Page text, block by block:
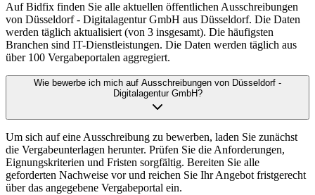
Auf Bidfix finden Sie alle aktuellen öffentlichen Ausschreibungen
von Düsseldorf - Digitalagentur GmbH aus Düsseldorf. Die Daten
werden täglich aktualisiert (von 3 insgesamt). Die häufigsten
Branchen sind IT-Dienstleistungen. Die Daten werden täglich aus
über 100 Vergabeportalen aggregiert.
Wie bewerbe ich mich auf Ausschreibungen von Düsseldorf -
Digitalagentur GmbH?
Um sich auf eine Ausschreibung zu bewerben, laden Sie zunächst
die Vergabeunterlagen herunter. Prüfen Sie die Anforderungen,
Eignungskriterien und Fristen sorgfältig. Bereiten Sie alle
geforderten Nachweise vor und reichen Sie Ihr Angebot fristgerecht
über das angegebene Vergabeportal ein.